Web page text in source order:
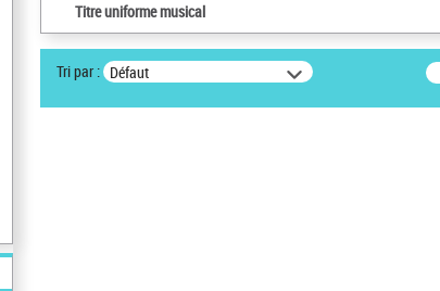
Titre uniforme musical
Tri par : Défaut